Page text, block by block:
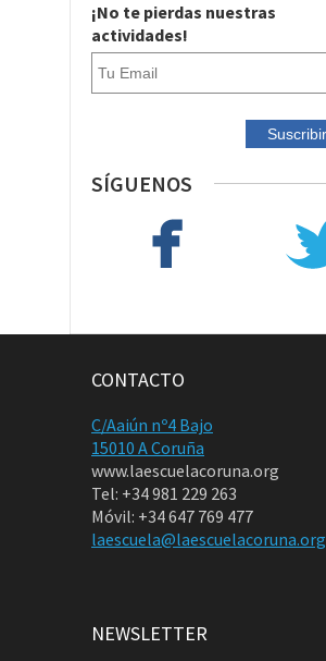
¡No te pierdas nuestras
actividades!
SÍGUENOS
CONTACTO
C/Aaiún nº4 Bajo
15010 A Coruña
www.laescuelacoruna.org
Tel: +34 981 229 263
Móvil: +34 647 769 477
laescuela@laescuelacoruna.org
NEWSLETTER